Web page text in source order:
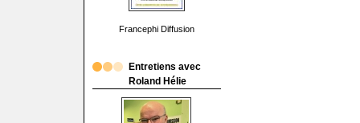
Francephi Diffusion
Entretiens avec
Roland Hélie